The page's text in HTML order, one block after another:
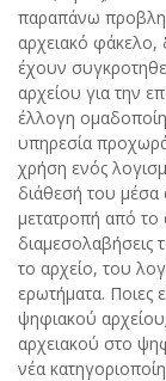
παραπάνω
αρχειακό
έχουν
αρχείου για την
έλλογη
υπηρεσία
χρήση ενός
διάθεσή του μέσα
μετατροπή από το
διαμεσολαβήσεις
το αρχείο, του
ερωτήματα. Ποιες
ψηφιακού
αρχειακού στο
νέα